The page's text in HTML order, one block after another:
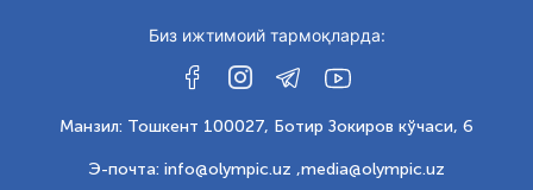
Биз ижтимоий тармоқларда:
Манзил: Тошкент 100027, Ботир Зокиров кўчаси, 6
Э-почта: info@olympic.uz ,media@olympic.uz